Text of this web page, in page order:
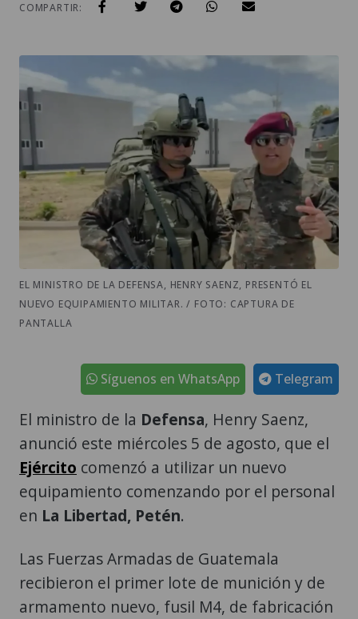
COMPARTIR:
EL MINISTRO DE LA DEFENSA, HENRY SAENZ, PRESENTÓ EL
NUEVO EQUIPAMIENTO MILITAR. / FOTO: CAPTURA DE
PANTALLA
Telegram
Síguenos en WhatsApp
El ministro de la Defensa, Henry Saenz,
anunció este miércoles 5 de agosto, que el
Ejército comenzó a utilizar un nuevo
equipamiento comenzando por el personal
en La Libertad, Petén.
Las Fuerzas Armadas de Guatemala
recibieron el primer lote de munición y de
armamento nuevo, fusil M4, de fabricación